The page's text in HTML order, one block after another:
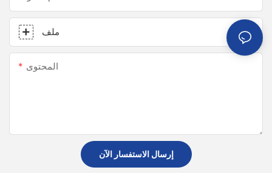
ملف
المحتوى
إرسال الاستفسار الآن